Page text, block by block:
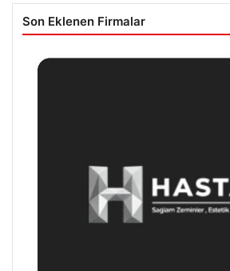
Son Eklenen Firmalar